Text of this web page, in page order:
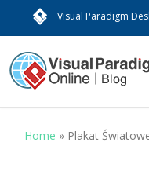
Visual Paradigm
Home » Plakat